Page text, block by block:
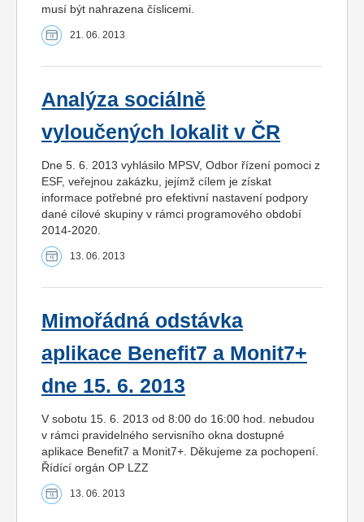
musí být nahrazena číslicemi.
21. 06. 2013
Analýza sociálně
vyloučených lokalit v ČR
Dne 5. 6. 2013 vyhlásilo MPSV, Odbor řízení pomoci z
ESF, veřejnou zakázku, jejímž cílem je získat
informace potřebné pro efektivní nastavení podpory
dané cílové skupiny v rámci programového období
2014-2020.
13. 06. 2013
Mimořádná odstávka
aplikace Benefit7 a Monit7+
dne 15. 6. 2013
V sobotu 15. 6. 2013 od 8:00 do 16:00 hod. nebudou
v rámci pravidelného servisního okna dostupné
aplikace Benefit7 a Monit7+. Děkujeme za pochopení.
Řídící orgán OP LZZ
13. 06. 2013